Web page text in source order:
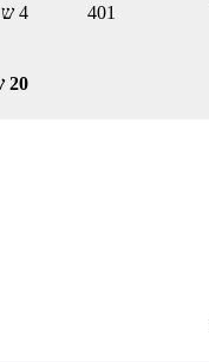
401 4 ש"ס
20 ש"ס